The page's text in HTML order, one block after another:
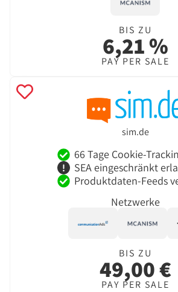
BIS ZU
6,21 %
PAY PER SALE
sim.de
66 Tage Cookie-
SEA eingeschränkt
Produktdaten-Feeds
Netzwerke
BIS ZU
49,00 €
PAY PER SALE